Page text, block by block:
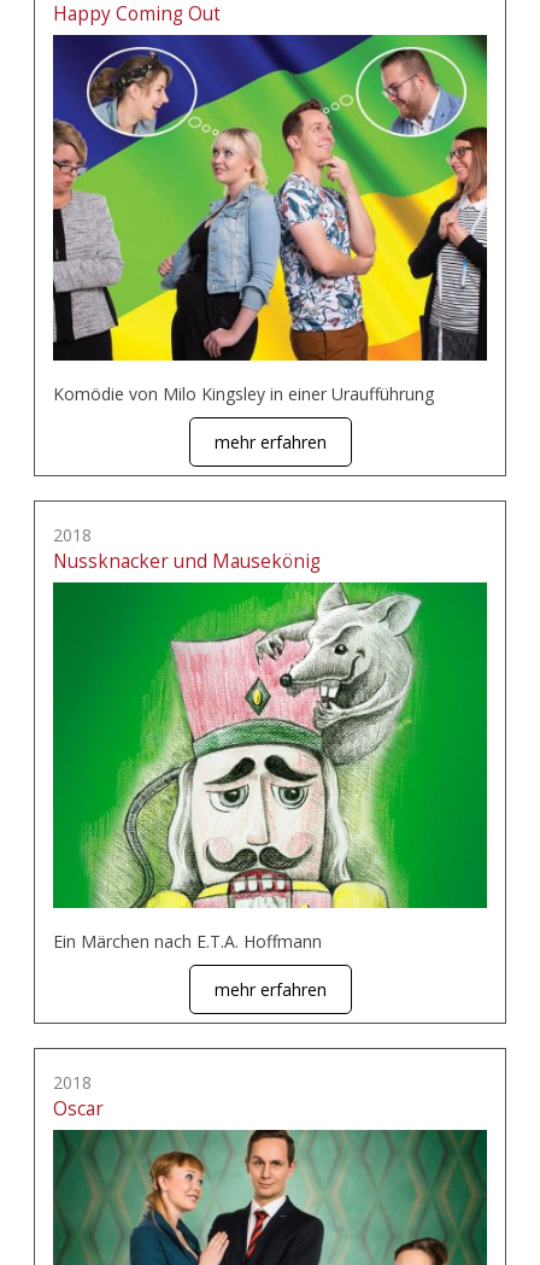
Happy Coming Out
Komödie von Milo Kingsley in einer Uraufführung
mehr erfahren
2018
Nussknacker und Mausekönig
Ein Märchen nach E.T.A. Hoffmann
mehr erfahren
2018
Oscar